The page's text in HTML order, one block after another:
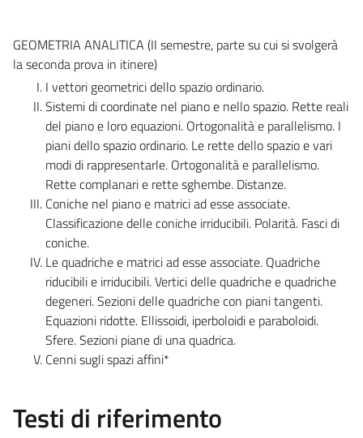
GEOMETRIA ANALITICA (II semestre, parte su cui si svolgerà
la seconda prova in itinere)
I vettori geometrici dello spazio ordinario.
Sistemi di coordinate nel piano e nello spazio. Rette reali
del piano e loro equazioni. Ortogonalità e parallelismo. I
piani dello spazio ordinario. Le rette dello spazio e vari
modi di rappresentarle. Ortogonalità e parallelismo.
Rette complanari e rette sghembe. Distanze.
Coniche nel piano e matrici ad esse associate.
Classificazione delle coniche irriducibili. Polarità. Fasci di
coniche.
Le quadriche e matrici ad esse associate. Quadriche
riducibili e irriducibili. Vertici delle quadriche e quadriche
degeneri. Sezioni delle quadriche con piani tangenti.
Equazioni ridotte. Ellissoidi, iperboloidi e paraboloidi.
Sfere. Sezioni piane di una quadrica.
Cenni sugli spazi affini*
Testi di riferimento